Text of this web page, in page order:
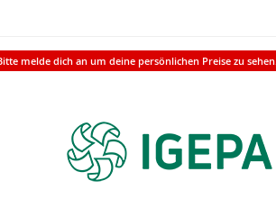
melde dich an um deine persönlichen Preise zu sehen.